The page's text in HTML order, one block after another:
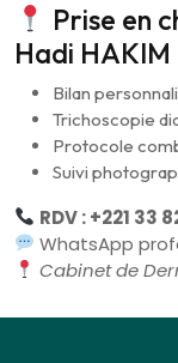
Prise en
Hadi
Bilan
Trichoscopie
Protocole
Suivi
RDV : +221 33
WhatsApp
Cabinet de